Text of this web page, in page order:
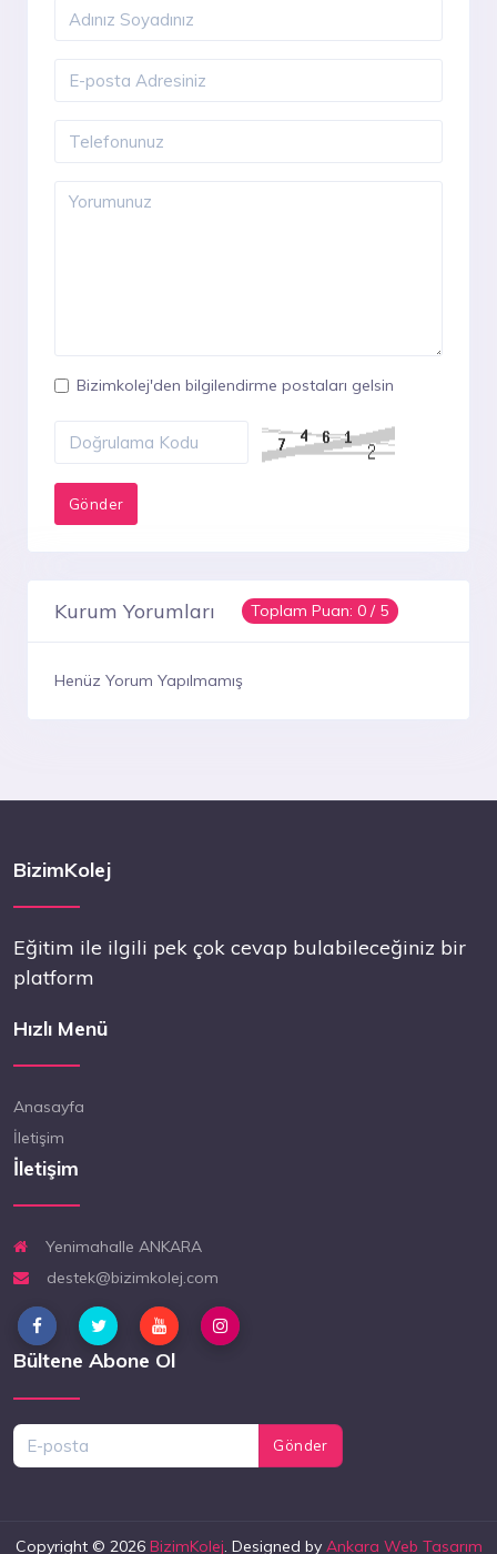
Bizimkolej'den bilgilendirme postaları gelsin
Kurum Yorumları Toplam Puan:0 / 5
Henüz Yorum Yapılmamış
BizimKolej
Eğitim ile ilgili pek çok cevap bulabileceğiniz bir
platform
Hızlı Menü
Anasayfa
İletişim
İletişim
Yenimahalle ANKARA
destek@bizimkolej.com
Bültene Abone Ol
Gönder
Copyright © 2026 BizimKolej . Designed by Ankara Web Tasarım